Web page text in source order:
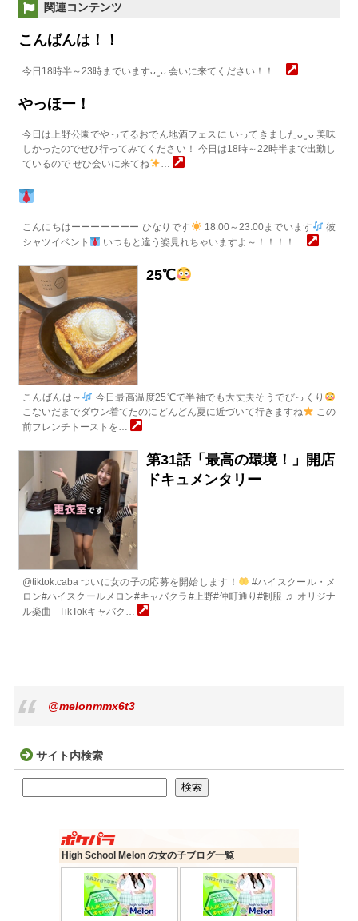
関連コンテンツ
こんばんは！！
今日18時半～23時までいますᴗ ̫ ᴗ 会いに来てください！！…
やっほー！
今日は上野公園でやってるおでん地酒フェスに いってきましたᴗ ̫ ᴗ 美味
しかったのでぜひ行ってみてください！ 今日は18時～22時半まで出勤し
ているので ぜひ会いに来てね
…
こんにちはーーーーーーー ひなりです 18:00～23:00までいます
彼
シャツイベント
いつもと違う姿見れちゃいますよ～！！！！…
25℃
こんばんは～
今日最高温度25℃で半袖でも大丈夫そうでびっくり
こないだまでダウン着てたのにどんどん夏に近づいて行きますね
この
前フレンチトーストを…
第31話「最高の環境！」開店
ドキュメンタリー
@tiktok.caba ついに女の子の応募を開始します！
#ハイスクール・メ
ロン#ハイスクールメロン#キャバクラ#上野#仲町通り#制服 ♬ オリジナ
ル楽曲 - TikTokキャバク…
@melonmmx6t3
サイト内検索
検索